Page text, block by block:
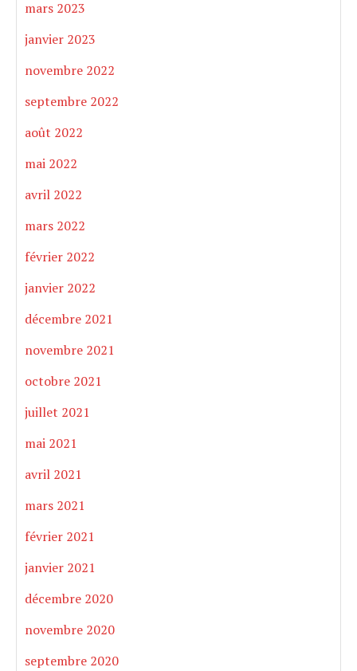
mars 2023
janvier 2023
novembre 2022
septembre 2022
août 2022
mai 2022
avril 2022
mars 2022
février 2022
janvier 2022
décembre 2021
novembre 2021
octobre 2021
juillet 2021
mai 2021
avril 2021
mars 2021
février 2021
janvier 2021
décembre 2020
novembre 2020
septembre 2020